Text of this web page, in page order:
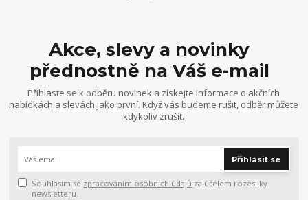
Akce, slevy a novinky
přednostně na Váš e-mail
Přihlaste se k odběru novinek a získejte informace o akčních
nabídkách a slevách jako první. Když vás budeme rušit, odběr můžete
kdykoliv zrušit.
Přihlásit se
Souhlasím se zpracováním osobních údajů za účelem rozesílky
newsletteru.